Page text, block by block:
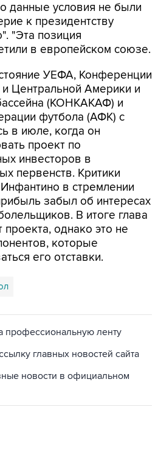
данные условия не были
к президентству
"Эта позиция
в европейском союзе.
УЕФА, Конференции
Центральной Америки и
(КОНКАКАФ) и
футбола (АФК) с
в июле, когда он
проект по
инвесторов в
первенств. Критики
в стремлении
забыл об интересах
В итоге глава
однако это не
которые
его отставки.
профессиональную ленту
главных новостей сайта
новости в официальном